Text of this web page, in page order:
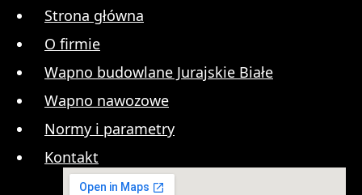
Strona główna
O firmie
Wapno budowlane Jurajskie Białe
Wapno nawozowe
Normy i parametry
Kontakt